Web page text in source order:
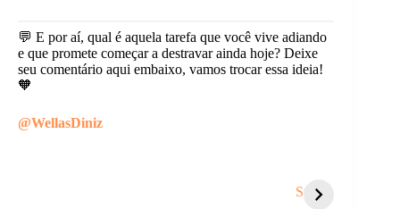
💬 E por aí, qual é aquela tarefa que você vive adiando
e que promete começar a destravar ainda hoje? Deixe
seu comentário aqui embaixo, vamos trocar essa ideia!
🧡
@WellasDiniz
Stories